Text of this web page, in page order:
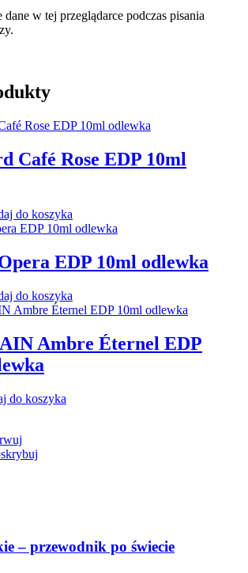
dane w tej przeglądarce podczas pisania
Café Rose EDP 10ml
do koszyka
EDP 10ml odlewka
do koszyka
Ambre Éternel EDP
do koszyka
– przewodnik po świecie